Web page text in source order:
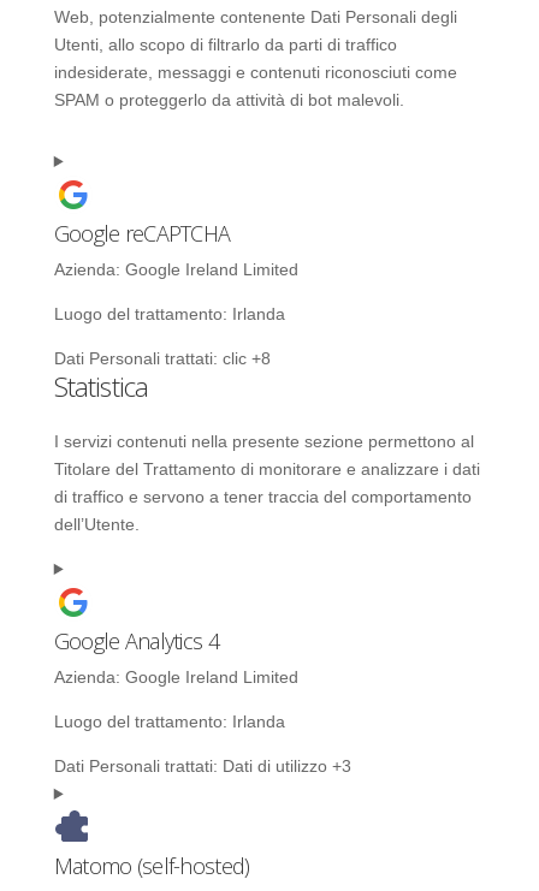
Web, potenzialmente contenente Dati Personali degli
Utenti, allo scopo di filtrarlo da parti di traffico
indesiderate, messaggi e contenuti riconosciuti come
SPAM o proteggerlo da attività di bot malevoli.
Google reCAPTCHA
Azienda: Google Ireland Limited
Luogo del trattamento: Irlanda
Dati Personali trattati: clic +8
Statistica
I servizi contenuti nella presente sezione permettono al
Titolare del Trattamento di monitorare e analizzare i dati
di traffico e servono a tener traccia del comportamento
dell’Utente.
Google Analytics 4
Azienda: Google Ireland Limited
Luogo del trattamento: Irlanda
Dati Personali trattati: Dati di utilizzo +3
Matomo (self-hosted)